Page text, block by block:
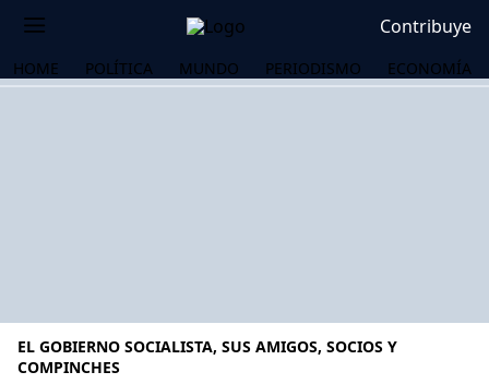
Contribuye
HOME POLÍTICA MUNDO PERIODISMO ECONOMÍA
EL GOBIERNO SOCIALISTA, SUS AMIGOS, SOCIOS Y
COMPINCHES